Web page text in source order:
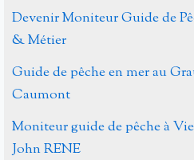
Devenir Moniteur Guide de
& Métier
Guide de pêche en mer au
Caumont
Moniteur guide de pêche à
John RENE